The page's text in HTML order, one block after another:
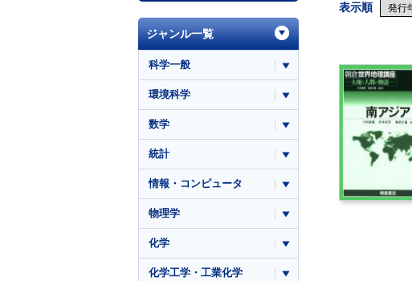
表示順
ジャンル一覧
科学一般
環境科学
数学
統計
情報・コンピュータ
物理学
化学
化学工学・工業化学